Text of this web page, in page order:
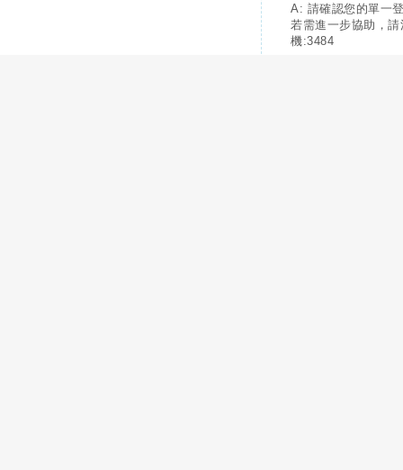
A: 請確認您的單一
若需進一步協助，
機:3484